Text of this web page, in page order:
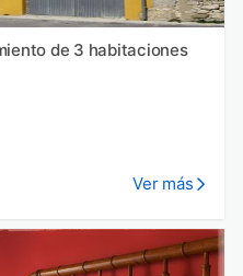
de 3 habitaciones
Ver más